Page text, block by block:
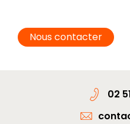
Nous contacter
02